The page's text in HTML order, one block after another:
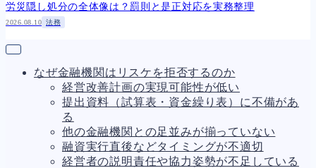
労災隠し処分の全体像は？罰則と是正対応を実務整理
2026.08.10 法務
なぜ金融機関はリスケを拒否するのか
経営改善計画の実現可能性が低い
提出資料（試算表・資金繰り表）に不備があ
る
他の金融機関との足並みが揃っていない
融資実行直後などタイミングが不適切
経営者の説明責任や協力姿勢が不足している